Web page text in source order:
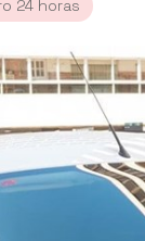
24 horas